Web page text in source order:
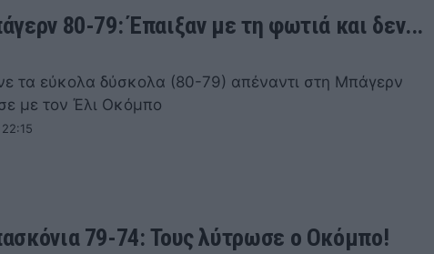
80-79: Έπαιξαν με τη φωτιά και δεν...
τα εύκολα δύσκολα (80-79) απέναντι στη Μπάγερν
με τον Έλι Οκόμπο
79-74: Τους λύτρωσε ο Οκόμπο!